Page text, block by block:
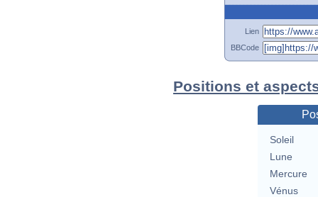
Lien
BBCode
Positions et
Soleil
Lune
Mercure
Vénus